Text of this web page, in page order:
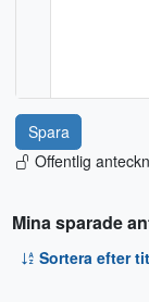
Offentlig
Mina sparade
Sortera efter